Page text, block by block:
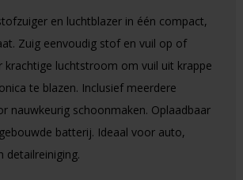
en luchtblazer in één compact,
Zuig eenvoudig stof en vuil op of
krachtige luchtstroom om vuil uit krappe
te blazen. Inclusief meerdere
nauwkeurig schoonmaken. Oplaadbaar
batterij. Ideaal voor auto,
detailreiniging.